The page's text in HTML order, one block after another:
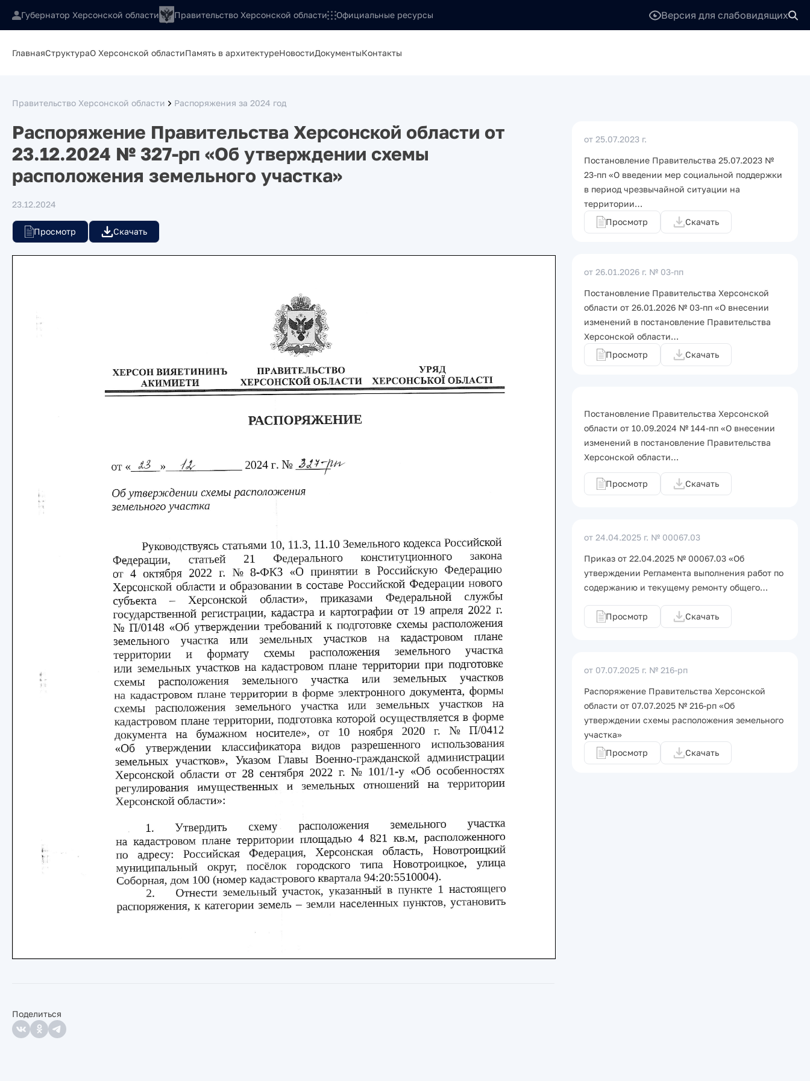
Губернатор Херсонской области Правительство Херсонской области Официальные ресурсы Версия для слабовидящих
ГлавнаяСтруктураО Херсонской областиПамять в архитектуреНовостиДокументыКонтакты
Правительство Херсонской области Распоряжения за 2024 год
Распоряжение Правительства Херсонской области от
23.12.2024 № 327-рп «Об утверждении схемы
расположения земельного участка»
23.12.2024
Просмотр Скачать
Поделиться
от 25.07.2023 г.
Постановление Правительства 25.07.2023 №
23-пп «О введении мер социальной поддержки
в период чрезвычайной ситуации на
территории…
Просмотр
Скачать
от 26.01.2026 г. № 03-пп
Постановление Правительства Херсонской
области от 26.01.2026 № 03-пп «О внесении
изменений в постановление Правительства
Херсонской области…
Просмотр
Скачать
Постановление Правительства Херсонской
области от 10.09.2024 № 144-пп «О внесении
изменений в постановление Правительства
Херсонской области…
Просмотр Скачать
от 24.04.2025 г. № 00067.03
Приказ от 22.04.2025 № 00067.03 «Об
утверждении Регламента выполнения работ по
содержанию и текущему ремонту общего…
Просмотр Скачать
от 07.07.2025 г. № 216-рп
Распоряжение Правительства Херсонской
области от 07.07.2025 № 216-рп «Об
утверждении схемы расположения земельного
участка»
Просмотр
Скачать